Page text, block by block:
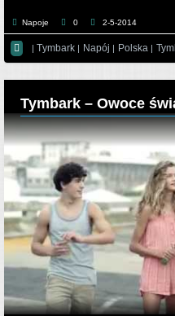
Napoje 0 2-5-2014
 |Tymbark | Napój | Polska |
Tymbark – Owoce